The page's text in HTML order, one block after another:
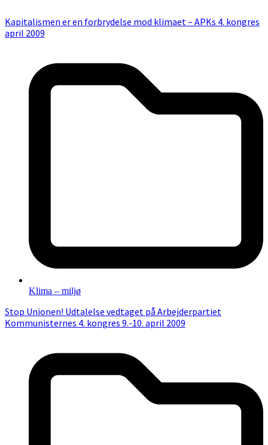
Kapitalismen er en forbrydelse mod klimaet – APKs 4. kongres
april 2009
Klima – miljø
Stop Unionen! Udtalelse vedtaget på Arbejderpartiet
Kommunisternes 4. kongres 9.-10. april 2009